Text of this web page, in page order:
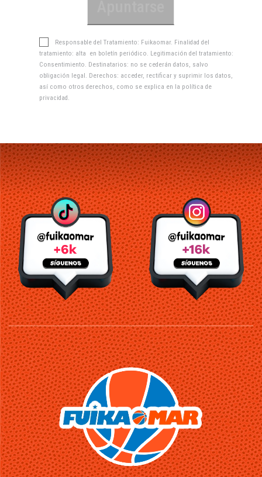
Responsable del Tratamiento: Fuikaomar. Finalidad del
tratamiento: alta en boletín periódico. Legitimación del tratamiento:
Consentimiento. Destinatarios: no se cederán datos, salvo
obligación legal. Derechos: acceder, rectificar y suprimir los datos,
así como otros derechos, como se explica en la política de
privacidad.